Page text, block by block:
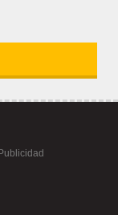
Publicidad